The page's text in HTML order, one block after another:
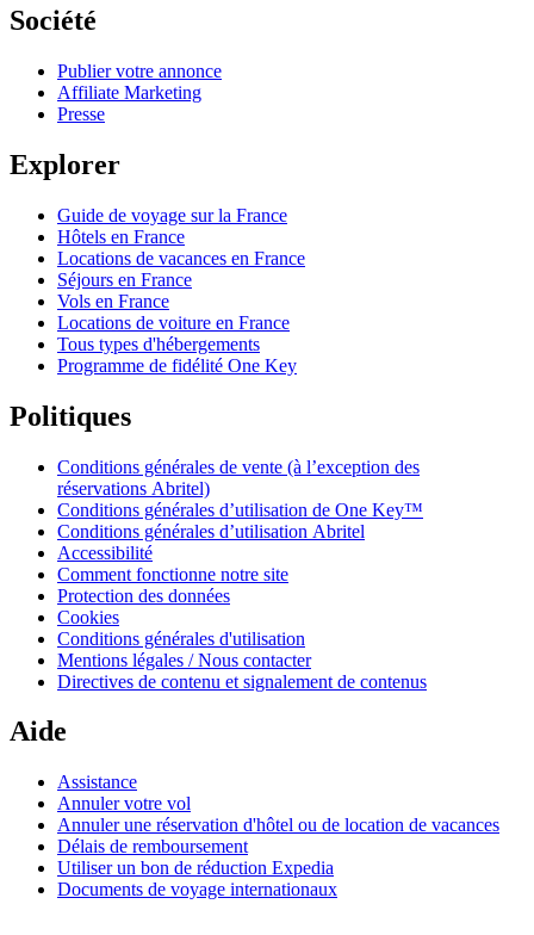
Société
Publier votre annonce
Affiliate Marketing
Presse
Explorer
Guide de voyage sur la France
Hôtels en France
Locations de vacances en France
Séjours en France
Vols en France
Locations de voiture en France
Tous types d'hébergements
Programme de fidélité One Key
Politiques
Conditions générales de vente (à l’exception des
réservations Abritel)
Conditions générales d’utilisation de One Key™
Conditions générales d’utilisation Abritel
Accessibilité
Comment fonctionne notre site
Protection des données
Cookies
Conditions générales d'utilisation
Mentions légales / Nous contacter
Directives de contenu et signalement de contenus
Aide
Assistance
Annuler votre vol
Annuler une réservation d'hôtel ou de location de vacances
Délais de remboursement
Utiliser un bon de réduction Expedia
Documents de voyage internationaux